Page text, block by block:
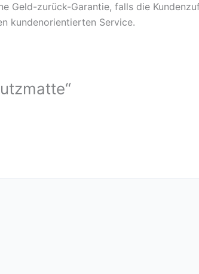
Geld-zurück-Garantie, falls die
kundenorientierten Service.